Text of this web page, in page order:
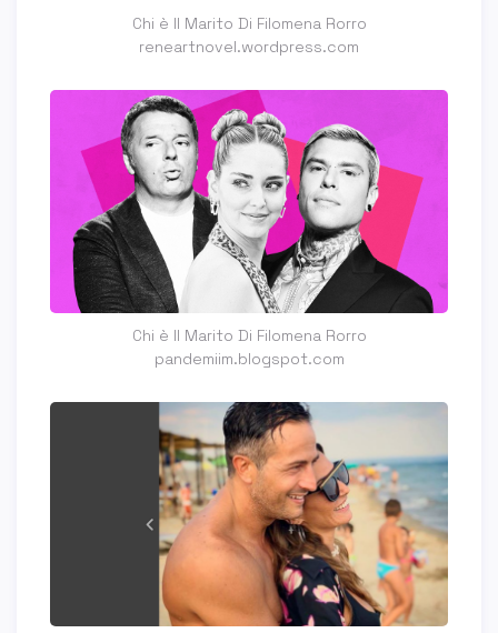
Chi è Il Marito Di Filomena Rorro
reneartnovel.wordpress.com
Chi è Il Marito Di Filomena Rorro
pandemiim.blogspot.com